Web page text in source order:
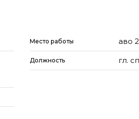
Место работы аво
Должность гл.